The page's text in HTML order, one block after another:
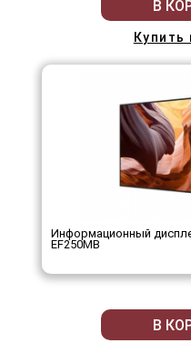
В
Купить
Информационный
EF250MB
В